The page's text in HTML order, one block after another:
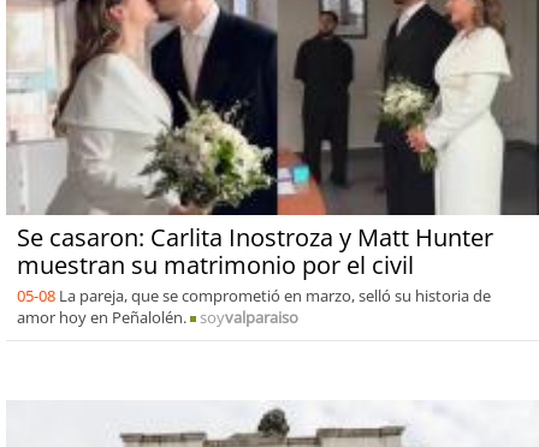
Se casaron: Carlita Inostroza y Matt Hunter
muestran su matrimonio por el civil
05-08 La pareja, que se comprometió en marzo, selló su historia de
amor hoy en Peñalolén.
soyvalparaiso